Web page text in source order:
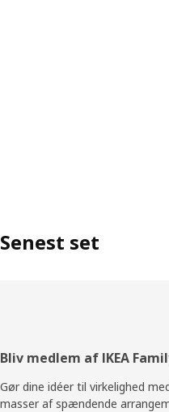
Senest set
Footer
Bliv medlem af IKEA
Gør dine idéer til virkelighed
masser af spændende